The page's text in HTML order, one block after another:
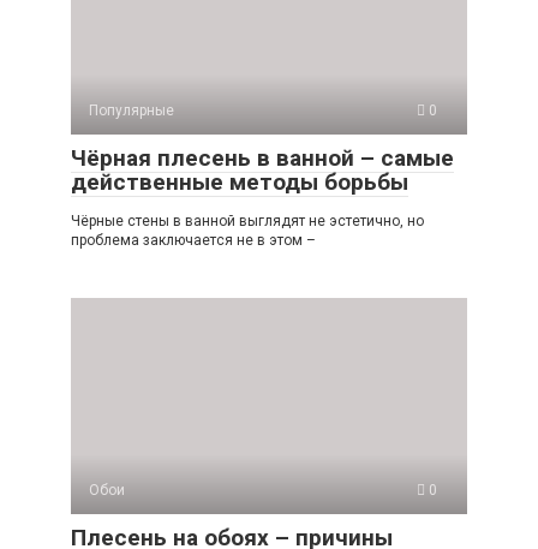
Популярные 0
Чёрная плесень в ванной – самые
действенные методы борьбы
Чёрные стены в ванной выглядят не эстетично, но
проблема заключается не в этом –
Обои 0
Плесень на обоях – причины